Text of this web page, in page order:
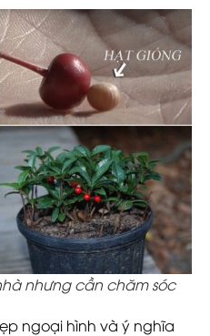
nhưng cần chăm sóc
ngoại hình và ý nghĩa